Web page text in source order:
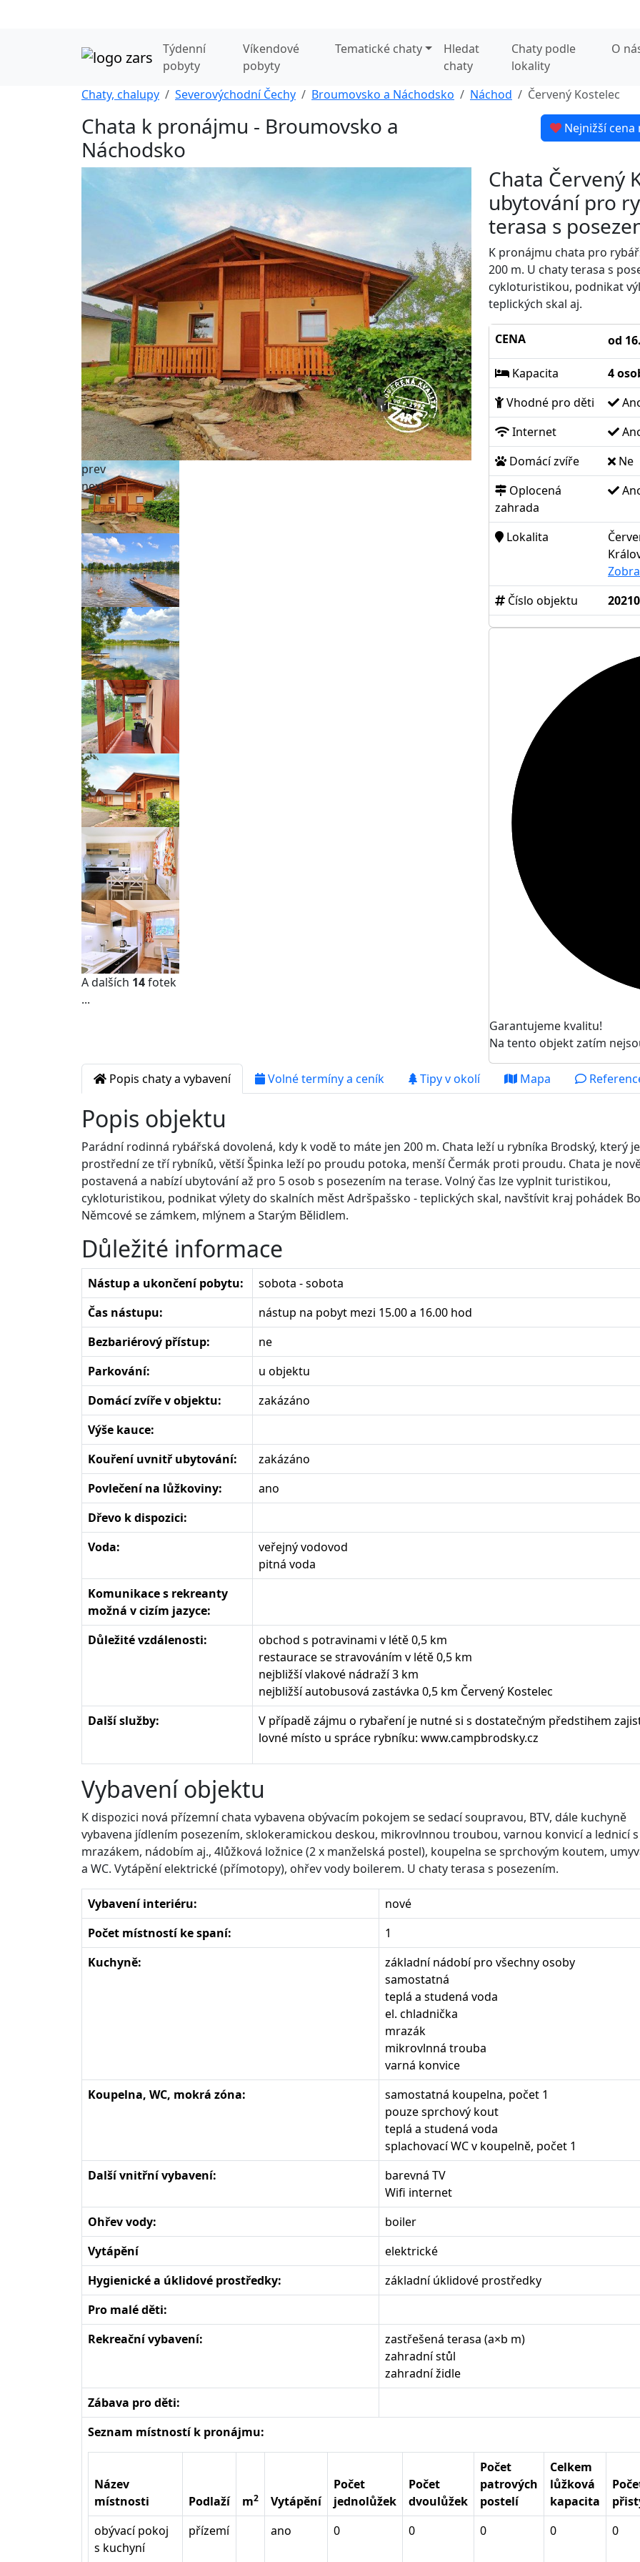
Týdenní
pobyty
Víkendové
pobyty
Tematické chaty
Hledat
chaty
Chaty podle
lokality
O
Chaty, chalupy Severovýchodní Čechy Broumovsko a Náchodsko Náchod Červený Kostelec
Chata k pronájmu - Broumovsko a
Náchodsko
Nejnižší
prev
next
A dalších 14fotek
...
Chata Červený
ubytování pro
terasa s
K pronájmu chata pro
200 m. U chaty terasa s
cykloturistikou, podnikat
teplických skal aj.
CENA od
Kapacita
4
Vhodné pro děti
Internet
Domácí zvíře
Ne
Oplocená
zahrada
Lokalita
Číslo objektu
Garantujeme kvalitu!
Na tento objekt zatím
Popis chaty a vybavení Volné termíny a ceník Tipy v okolí Mapa
Popis objektu
Parádní rodinná rybářská dovolená, kdy k vodě to máte jen 200 m. Chata leží u rybníka Brodský, který je
prostřední ze tří rybníků, větší Špinka leží po proudu potoka, menší Čermák proti proudu. Chata je
postavená a nabízí ubytování až pro 5 osob s posezením na terase. Volný čas lze vyplnit turistikou,
cykloturistikou, podnikat výlety do skalních měst Adršpašsko - teplických skal, navštívit kraj pohádek
Němcové se zámkem, mlýnem a Starým Bělidlem.
Důležité informace
Nástup a ukončení pobytu:
sobota - sobota
Čas nástupu:
nástup na pobyt mezi 15.00 a 16.00 hod
Bezbariérový přístup:
ne
Parkování:
u objektu
Domácí zvíře v objektu:
zakázáno
Výše kauce:
Kouření uvnitř ubytování:
zakázáno
Povlečení na lůžkoviny:
ano
Dřevo k dispozici:
Voda:
veřejný vodovod
pitná voda
Komunikace s rekreanty
možná v cizím jazyce:
Důležité vzdálenosti:
obchod s potravinami v létě 0,5 km
restaurace se stravováním v létě 0,5 km
nejbližší vlakové nádraží 3 km
nejbližší autobusová zastávka 0,5 km Červený Kostelec
Další služby:
V případě zájmu o rybaření je nutné si s dostatečným předstihem
lovné místo u spráce rybníku: www.campbrodsky.cz
Vybavení objektu
K dispozici nová přízemní chata vybavena obývacím pokojem se sedací soupravou, BTV, dále kuchyně
vybavena jídlením posezením, sklokeramickou deskou, mikrovlnnou troubou, varnou konvicí a lednicí s
mrazákem, nádobím aj., 4lůžková ložnice (2 x manželská postel), koupelna se sprchovým koutem,
a WC. Vytápění elektrické (přímotopy), ohřev vody boilerem. U chaty terasa s posezením.
Vybavení interiéru:
nové
Počet místností ke spaní:
1
Kuchyně:
základní nádobí pro všechny osoby
samostatná
teplá a studená voda
el. chladnička
mrazák
mikrovlnná trouba
varná konvice
Koupelna, WC, mokrá zóna:
samostatná koupelna, počet 1
pouze sprchový kout
teplá a studená voda
splachovací WC v koupelně, počet 1
Další vnitřní vybavení:
barevná TV
Wifi internet
Ohřev vody:
boiler
Vytápění
elektrické
Hygienické a úklidové prostředky:
základní úklidové prostředky
Pro malé děti:
Rekreační vybavení:
zastřešená terasa (a×b m)
zahradní stůl
zahradní židle
Zábava pro děti:
Seznam místností k pronájmu:
Název
místnosti
Podlaží m2 Vytápění
Počet
jednolůžek
Počet
dvoulůžek
Počet
patrových
postelí
Celkem
lůžková
kapacita
obývací pokoj
s kuchyní
přízemí ano 0 0 0 0 0